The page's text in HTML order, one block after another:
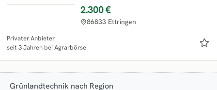
2.300 €
86833 Ettringen
Privater Anbieter
seit 3 Jahren bei Agrarbörse
Grünlandtechnik nach Region